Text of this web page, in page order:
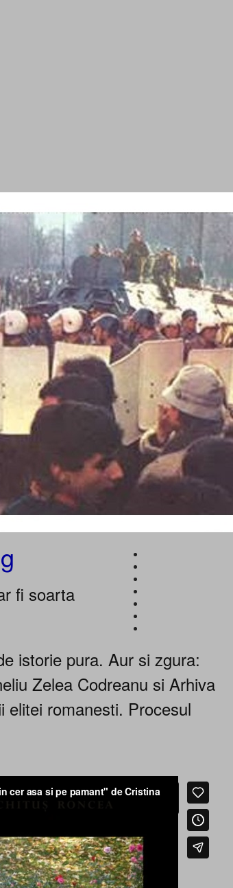
fi soarta
istorie pura. Aur si zgura:
Zelea Codreanu si Arhiva
elitei romanesti. Procesul